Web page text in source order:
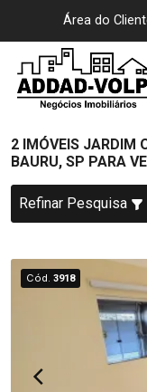
Área do
2 IMÓVEIS JARDIM
BAURU, SP PARA
Refinar Pesquisa
Cód. 3918